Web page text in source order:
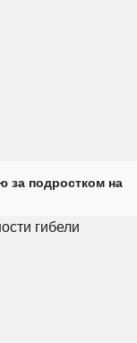
за подростком на